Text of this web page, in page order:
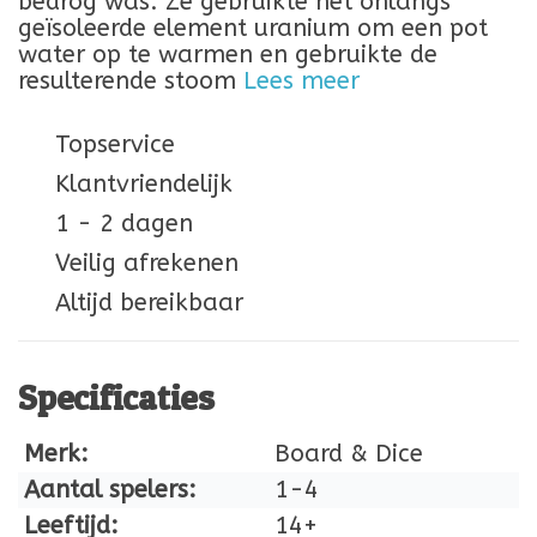
geïsoleerde element uranium om een ​​pot
water op te warmen en gebruikte de
resulterende stoom Lees meer
Topservice
Klantvriendelijk
1 - 2 dagen
Veilig afrekenen
Altijd bereikbaar
Specificaties
Merk:
Board & Dice
Aantal spelers:
1-4
Leeftijd:
14+